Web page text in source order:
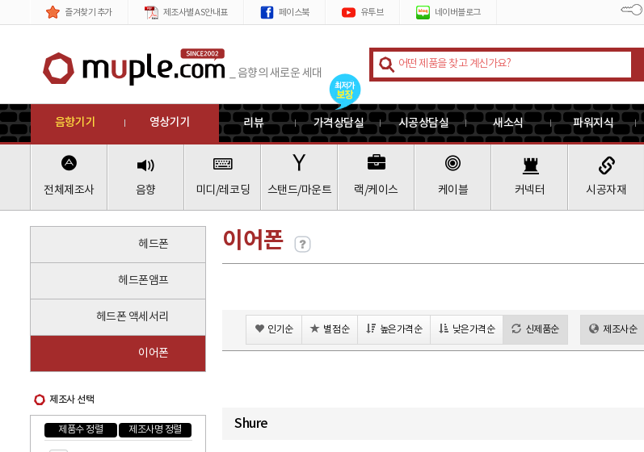
_ 음향의 새로운 세대
리뷰 가격상담실 시공상담실 새소식 파워지식
메뉴
음향기기
전체제조사 음향 미디/레코딩 스탠드/마운트 랙/케이스 케이블 커넥터 시공자재
영상기기
즐겨찾기 추가 제조사별 AS안내표 페이스북 유투브 네이버블로그
헤드폰
헤드폰앰프
헤드폰 액세서리
이어폰
제조사 선택
제품수 정렬 제조사명 정렬
이어폰
인기순 별점순 높은가격순 낮은가격순 신제품순 제조사순
Shure